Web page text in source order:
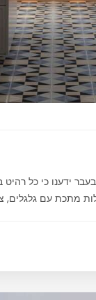
ידענו כי כל רהיט
עם גלגלים,